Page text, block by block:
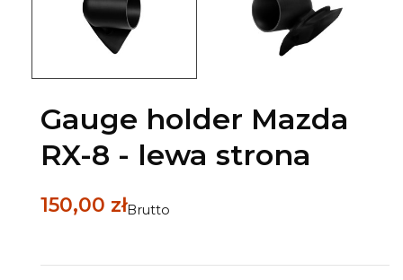
Gauge holder Mazda
RX-8 - lewa strona
150,00 złBrutto